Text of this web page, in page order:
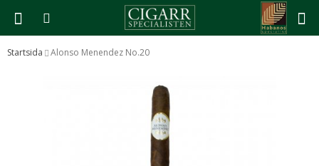
Startsida Alonso Menendez No.20